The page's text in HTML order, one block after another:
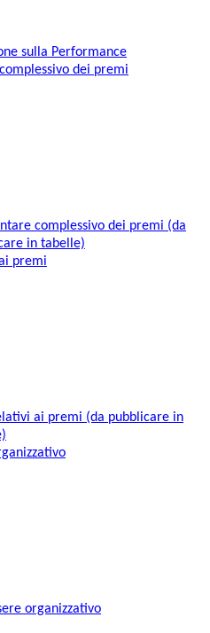
sulla Performance
dei premi
complessivo dei premi (da
in tabelle)
premi
ai premi (da pubblicare in
organizzativo